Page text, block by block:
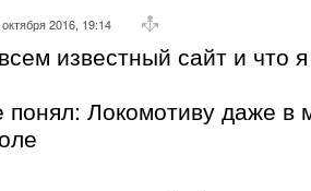
2016, 19:14
известный сайт и что
понял: Локомотиву даже в